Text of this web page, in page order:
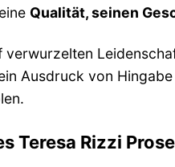
Qualität, seinen
verwurzelten
Ausdruck von
Teresa Rizzi